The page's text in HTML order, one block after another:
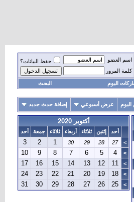
اسم العضو
حفظ البيانات؟
كلمة المرور
اليوم البحث
عرض أسبوعي إضافة حدث جديد
أكتوبر 2020
أحد إثنين ثلاثاء أربعاء ثلاثاء جمعة
أحد
>
27
28
29
30
1
2
3
>
4
5
6
7
8
9
10
>
11
12
13
14
15
16
17
>
18
19
20
21
22
23
24
>
25
26
27
28
29
30
31